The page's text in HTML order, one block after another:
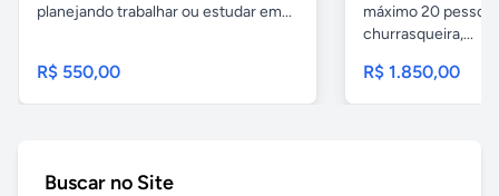
planejando trabalhar ou estudar em...
R$ 550,00
máximo 20
churrasqueira,...
R$ 1.850,00
Buscar no Site